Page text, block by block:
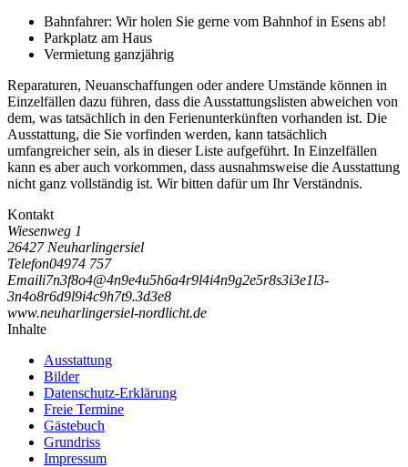
Bahnfahrer: Wir holen Sie gerne vom Bahnhof in Esens ab!
Parkplatz am Haus
Vermietung ganzjährig
Reparaturen, Neuanschaffungen oder andere Umstände können in
Einzelfällen dazu führen, dass die Ausstattungslisten abweichen von
dem, was tatsächlich in den Ferienunterkünften vorhanden ist. Die
Ausstattung, die Sie vorfinden werden, kann tatsächlich
umfangreicher sein, als in dieser Liste aufgeführt. In Einzelfällen
kann es aber auch vorkommen, dass ausnahmsweise die Ausstattung
nicht ganz vollständig ist. Wir bitten dafür um Ihr Verständnis.
Kontakt
Wiesenweg 1
26427 Neuharlingersiel
Telefon04974 757
Emaili7n3f8o4@4n9e4u5h6a4r9l4i4n9g2e5r8s3i3e1l3-
3n4o8r6d9l9i4c9h7t9.3d3e8
www.neuharlingersiel-nordlicht.de
Inhalte
Ausstattung
Bilder
Datenschutz-Erklärung
Freie Termine
Gästebuch
Grundriss
Impressum